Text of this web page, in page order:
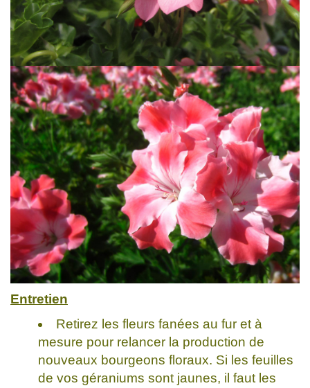
Entretien
Retirez les fleurs fanées au fur et à
mesure pour relancer la production de
nouveaux bourgeons floraux. Si les feuilles
de vos géraniums sont jaunes, il faut les